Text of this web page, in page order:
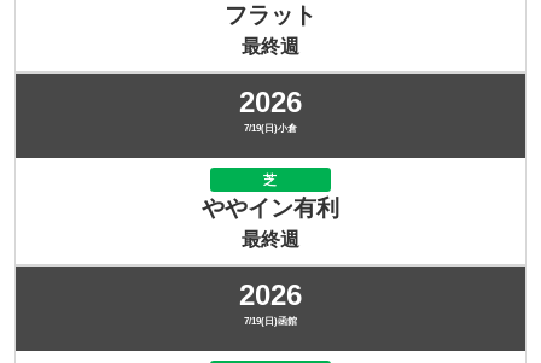
フラット
最終週
2026
7/19(日)小倉
芝
ややイン有利
最終週
2026
7/19(日)函館